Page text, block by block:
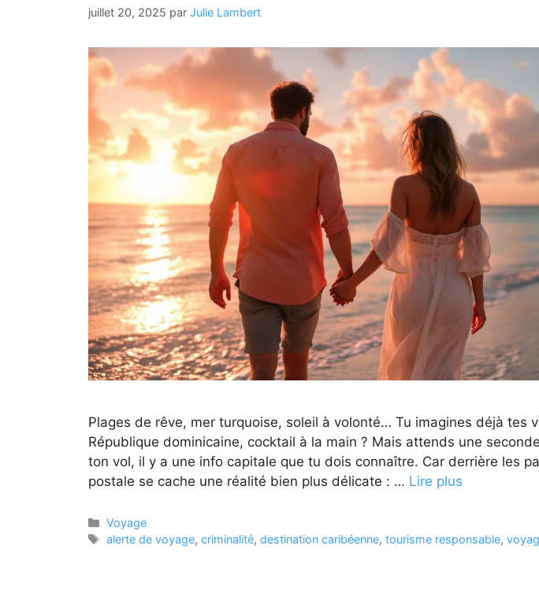
juillet 20, 2025 par Julie Lambert
Plages de rêve, mer turquoise, soleil à volonté… Tu imagines déjà tes
République dominicaine, cocktail à la main ? Mais attends une
ton vol, il y a une info capitale que tu dois connaître. Car derrière les
postale se cache une réalité bien plus délicate : … Lire plus
Catégories
Voyage
Étiquettes
alerte de voyage,criminalité,destination caribéenne,tourisme responsable,